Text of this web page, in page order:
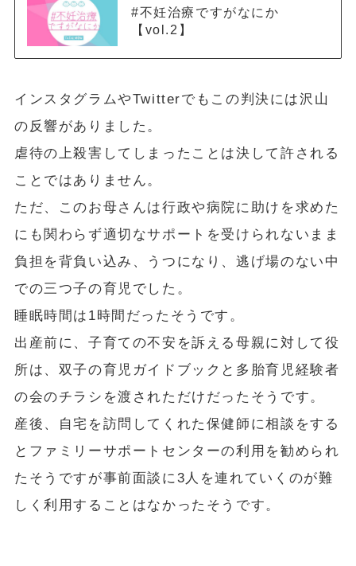
#不妊治療ですがなにか
【vol.2】
インスタグラムやTwitterでもこの判決には沢山
の反響がありました。
虐待の上殺害してしまったことは決して許される
ことではありません。
ただ、このお母さんは行政や病院に助けを求めた
にも関わらず適切なサポートを受けられないまま
負担を背負い込み、うつになり、逃げ場のない中
での三つ子の育児でした。
睡眠時間は1時間だったそうです。
出産前に、子育ての不安を訴える母親に対して役
所は、双子の育児ガイドブックと多胎育児経験者
の会のチラシを渡されただけだったそうです。
産後、自宅を訪問してくれた保健師に相談をする
とファミリーサポートセンターの利用を勧められ
たそうですが事前面談に3人を連れていくのが難
しく利用することはなかったそうです。